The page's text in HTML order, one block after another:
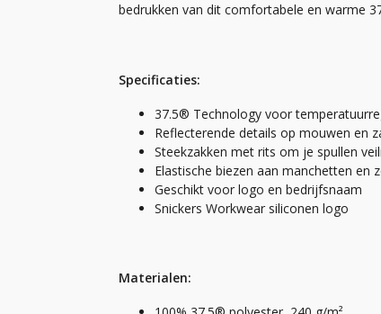
bedrukken van dit comfortabele en warme
Specificaties:
37.5® Technology voor
Reflecterende details op mouwen en
Steekzakken met rits om je spullen
Elastische biezen aan manchetten en
Geschikt voor logo en bedrijfsnaam
Snickers Workwear siliconen logo
Materialen: